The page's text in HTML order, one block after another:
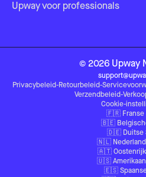
Upway voor professionals
© 2026 Upway
Privacybeleid-Retourbeleid-
Verzendbeleid-
Cookie-
🇫🇷 Franse
🇧🇪
🇩🇪 Duitse
🇳🇱
🇦🇹
🇺🇸
🇪🇸